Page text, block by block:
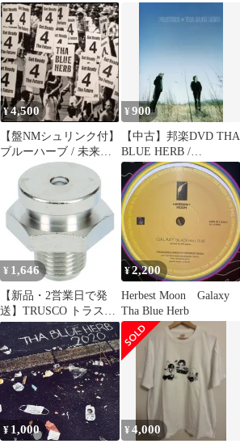
Tha Blue Herb Record
/00110
¥4,500
【盤NMシュリンク付】
ブルーハーブ / 未来は
俺等の手の中 12インチ
¥900
【中古】邦楽DVD THA
BLUE HERB /
PRAYERS
¥ 1,646
【新品・2営業日で発
送】TRUSCO トラスコ
中山 TBHR14TRUSCO
ボタンヘッド R1／4 2
個入7648791
¥2,200
Herbest Moon Galaxy
Tha Blue Herb
¥ 1,000 ¥4,000